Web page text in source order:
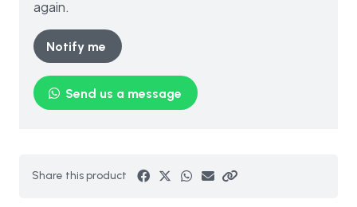
again.
Notify me
Send us a message
Share this product